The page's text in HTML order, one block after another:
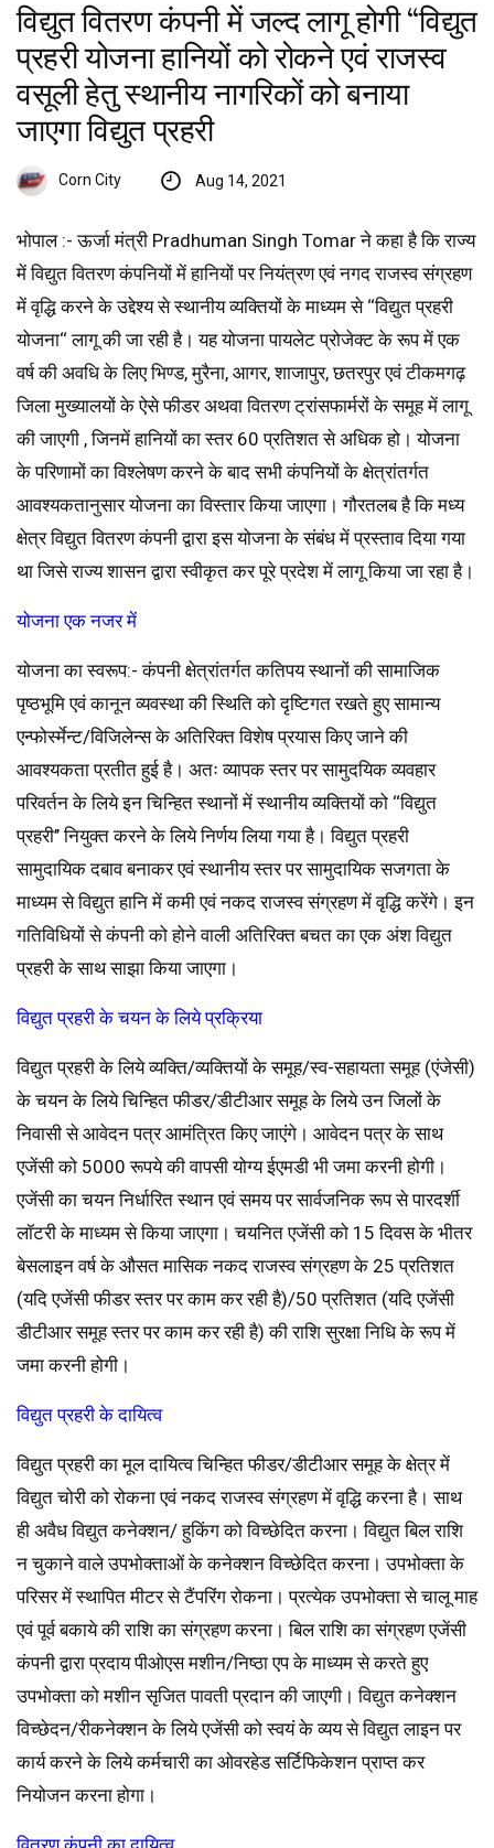
विद्युत वितरण कंपनी में जल्द लागू होगी “विद्युत
प्रहरी योजना हानियों को रोकने एवं राजस्व
वसूली हेतु स्थानीय नागरिकों को बनाया
जाएगा विद्युत प्रहरी
Corn City Aug 14, 2021
भोपाल :- ऊर्जा मंत्री Pradhuman Singh Tomar ने कहा है कि राज्य
में विद्युत वितरण कंपनियों में हानियों पर नियंत्रण एवं नगद राजस्व संग्रहण
में वृद्धि करने के उद्देश्य से स्थानीय व्यक्तियों के माध्यम से ‘‘विद्युत प्रहरी
योजना‘‘ लागू की जा रही है। यह योजना पायलेट प्रोजेक्ट के रूप में एक
वर्ष की अवधि के लिए भिण्ड, मुरैना, आगर, शाजापुर, छतरपुर एवं टीकमगढ़
जिला मुख्यालयों के ऐसे फीडर अथवा वितरण ट्रांसफार्मरों के समूह में लागू
की जाएगी , जिनमें हानियों का स्तर 60 प्रतिशत से अधिक हो। योजना
के परिणामों का विश्लेषण करने के बाद सभी कंपनियों के क्षेत्रांतर्गत
आवश्यकतानुसार योजना का विस्तार किया जाएगा। गौरतलब है कि मध्य
क्षेत्र विद्युत वितरण कंपनी द्वारा इस योजना के संबंध में प्रस्ताव दिया गया
था जिसे राज्य शासन द्वारा स्वीकृत कर पूरे प्रदेश में लागू किया जा रहा है।
योजना एक नजर में
योजना का स्वरूप:- कंपनी क्षेत्रांतर्गत कतिपय स्थानों की सामाजिक
पृष्ठभूमि एवं कानून व्यवस्था की स्थिति को दृष्टिगत रखते हुए सामान्य
एन्फोर्स्मेन्ट/विजिलेन्स के अतिरिक्त विशेष प्रयास किए जाने की
आवश्यकता प्रतीत हुई है। अतः व्यापक स्तर पर सामुदयिक व्यवहार
परिवर्तन के लिये इन चिन्हित स्थानों में स्थानीय व्यक्तियों को ‘‘विद्युत
प्रहरी’’ नियुक्त करने के लिये निर्णय लिया गया है। विद्युत प्रहरी
सामुदायिक दबाव बनाकर एवं स्थानीय स्तर पर सामुदायिक सजगता के
माध्यम से विद्युत हानि में कमी एवं नकद राजस्व संग्रहण में वृद्धि करेंगे। इन
गतिविधियों से कंपनी को होने वाली अतिरिक्त बचत का एक अंश विद्युत
प्रहरी के साथ साझा किया जाएगा।
विद्युत प्रहरी के चयन के लिये प्रक्रिया
विद्युत प्रहरी के लिये व्यक्ति/व्यक्तियों के समूह/स्व-सहायता समूह (एंजेसी)
के चयन के लिये चिन्हित फीडर/डीटीआर समूह के लिये उन जिलों के
निवासी से आवेदन पत्र आमंत्रित किए जाएंगे। आवेदन पत्र के साथ
एजेंसी को 5000 रूपये की वापसी योग्य ईएमडी भी जमा करनी होगी।
एजेंसी का चयन निर्धारित स्थान एवं समय पर सार्वजनिक रूप से पारदर्शी
लॉटरी के माध्यम से किया जाएगा। चयनित एजेंसी को 15 दिवस के भीतर
बेसलाइन वर्ष के औसत मासिक नकद राजस्व संग्रहण के 25 प्रतिशत
(यदि एजेंसी फीडर स्तर पर काम कर रही है)/50 प्रतिशत (यदि एजेंसी
डीटीआर समूह स्तर पर काम कर रही है) की राशि सुरक्षा निधि के रूप में
जमा करनी होगी।
विद्युत प्रहरी के दायित्व
विद्युत प्रहरी का मूल दायित्व चिन्हित फीडर/डीटीआर समूह के क्षेत्र में
विद्युत चोरी को रोकना एवं नकद राजस्व संग्रहण में वृद्धि करना है। साथ
ही अवैध विद्युत कनेक्शन/ हुकिंग को विच्छेदित करना। विद्युत बिल राशि
न चुकाने वाले उपभोक्ताओं के कनेक्शन विच्छेदित करना। उपभोक्ता के
परिसर में स्थापित मीटर से टैंपरिंग रोकना। प्रत्येक उपभोक्ता से चालू माह
एवं पूर्व बकाये की राशि का संग्रहण करना। बिल राशि का संग्रहण एजेंसी
कंपनी द्वारा प्रदाय पीओएस मशीन/निष्ठा एप के माध्यम से करते हुए
उपभोक्ता को मशीन सृजित पावती प्रदान की जाएगी। विद्युत कनेक्शन
विच्छेदन/रीकनेक्शन के लिये एजेंसी को स्वयं के व्यय से विद्युत लाइन पर
कार्य करने के लिये कर्मचारी का ओवरहेड सर्टिफिकेशन प्राप्त कर
नियोजन करना होगा।